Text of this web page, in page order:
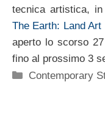
tecnica artistica,
The Earth: Land Art
aperto lo scorso
fino al prossimo 3
Categorie
Contemporary